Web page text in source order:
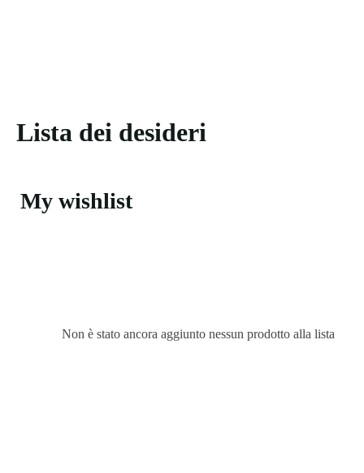
Lista dei desideri
My wishlist
Non è stato ancora aggiunto nessun prodotto alla lista